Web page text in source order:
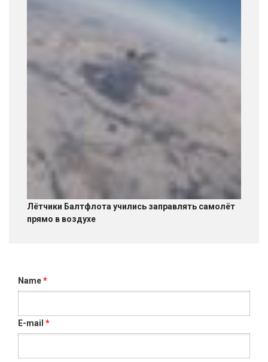
Лётчики Балтфлота учились заправлять самолёт
прямо в воздухе
Name*
E-mail *